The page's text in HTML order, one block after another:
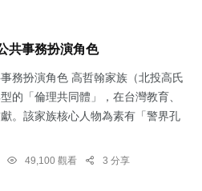
共事務扮演角色
務扮演角色 高哲翰家族（北投高氏
的「倫理共同體」，在台灣教育、
。該家族核心人物為素有「警界孔
49,100 觀看 3 分享